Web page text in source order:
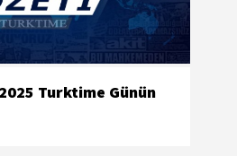
Turktime Günün